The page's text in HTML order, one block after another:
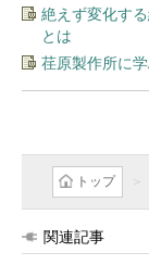
絶えず変化す
とは
荏原製作所に
トップ
関連記事